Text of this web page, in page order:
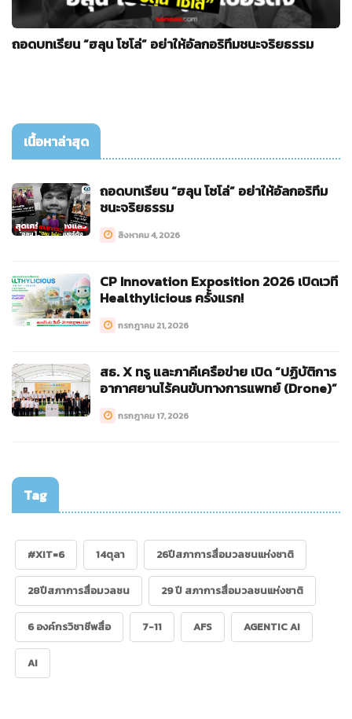
ถอดบทเรียน “ฮลุน โซโล่” อย่าให้อัลกอริทึมชนะจริยธรรม
เนื้อหาล่าสุด
ถอดบทเรียน “ฮลุน โซโล่” อย่าให้อัลกอริทึม
ชนะจริยธรรม
สิงหาคม 4, 2026
CP Innovation Exposition 2026 เปิดเวที
Healthylicious ครั้งแรก!
กรกฎาคม 21, 2026
สธ. X ทรู และภาคีเครือข่าย เปิด “ปฏิบัติการ
อากาศยานไร้คนขับทางการแพทย์ (Drone)”
กรกฎาคม 17, 2026
Tag
#XIT=6 14ตุลา 26ปีสภาการสื่อมวลชนแห่งชาติ
28ปีสภาการสื่อมวลชน 29 ปี สภาการสื่อมวลชนแห่งชาติ
6 องค์กรวิชาชีพสื่อ 7-11 AFS AGENTIC AI
AI